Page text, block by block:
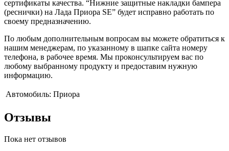
сертификаты качества. “Нижние защитные накладки бампера
(реснички) на Лада Приора SE” будет исправно работать по
своему предназначению.
По любым дополнительным вопросам вы можете обратиться к
нашим менеджерам, по указанному в шапке сайта номеру
телефона, в рабочее время. Мы проконсультируем вас по
любому выбранному продукту и предоставим нужную
информацию.
Автомобиль: Приора
Отзывы
Пока нет отзывов